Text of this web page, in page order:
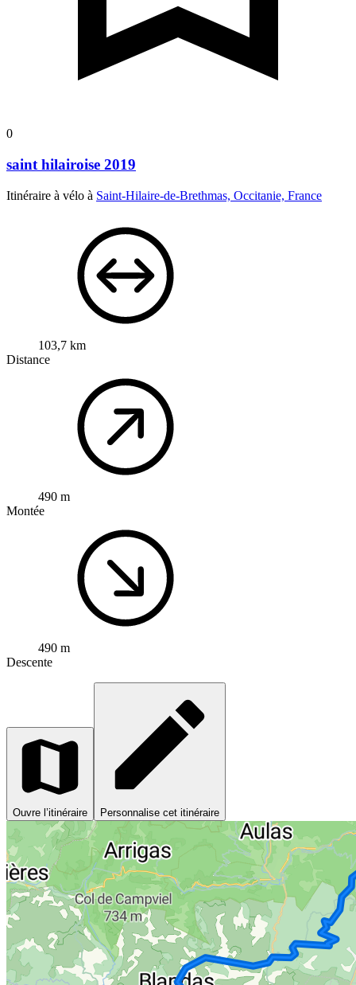
0
saint hilairoise 2019
Itinéraire à vélo à Saint-Hilaire-de-Brethmas, Occitanie, France
103,7 km
Distance
490 m
Montée
490 m
Descente
Ouvre l’itinéraire Personnalise cet itinéraire